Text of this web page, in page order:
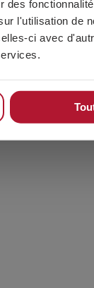
des
l'utilisation de
ci avec